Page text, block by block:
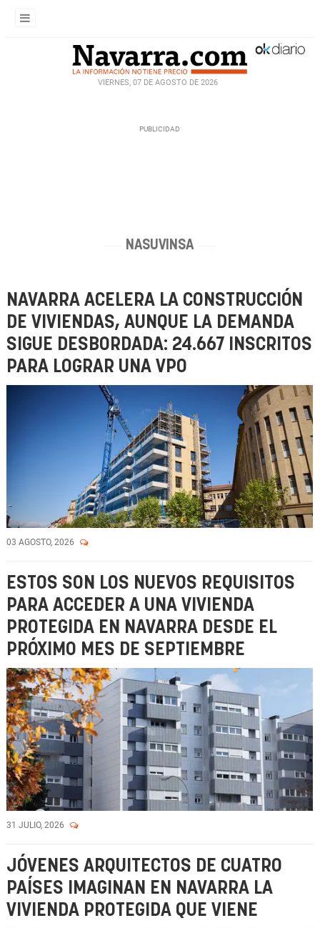
VIERNES, 07 DE AGOSTO DE 2026
NASUVINSA
NAVARRA ACELERA LA CONSTRUCCIÓN
DE VIVIENDAS, AUNQUE LA DEMANDA
SIGUE DESBORDADA: 24.667 INSCRITOS
PARA LOGRAR UNA VPO
03 AGOSTO, 2026
ESTOS SON LOS NUEVOS REQUISITOS
PARA ACCEDER A UNA VIVIENDA
PROTEGIDA EN NAVARRA DESDE EL
PRÓXIMO MES DE SEPTIEMBRE
31 JULIO, 2026
JÓVENES ARQUITECTOS DE CUATRO
PAÍSES IMAGINAN EN NAVARRA LA
VIVIENDA PROTEGIDA QUE VIENE